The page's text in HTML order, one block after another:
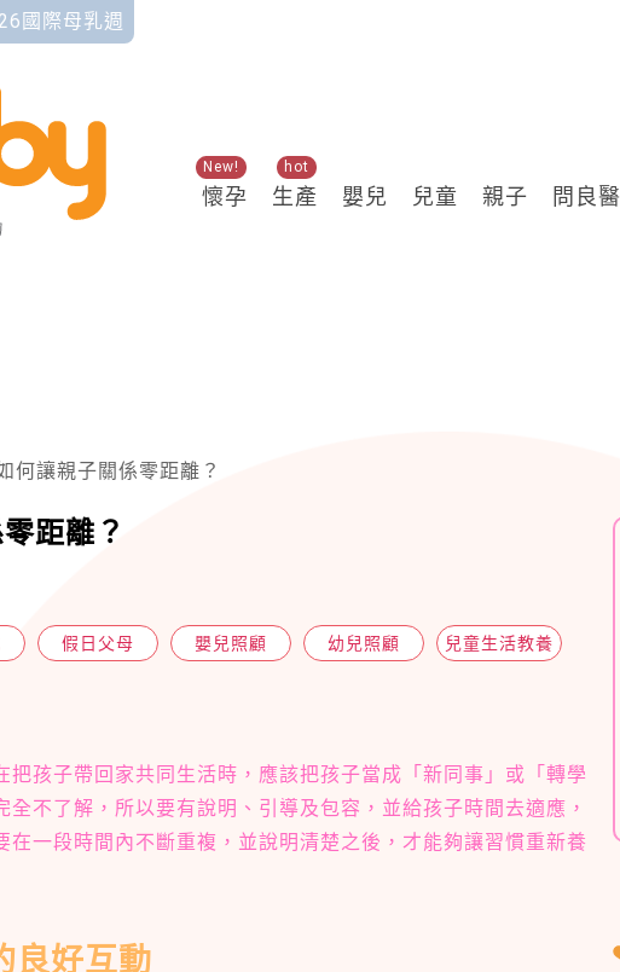
國際母乳週
懷孕
New!
生產
hot
嬰兒 兒童 親子 問良醫
何讓親子關係零距離？
距離？
假日父母 嬰兒照顧 幼兒照顧 兒童生活教養
孩子帶回家共同生活時，應該把孩子當成「新同事」或「轉學
不了解，所以要有說明、引導及包容，並給孩子時間去適應，
在一段時間內不斷重複，並說明清楚之後，才能夠讓習慣重新養
良好互動